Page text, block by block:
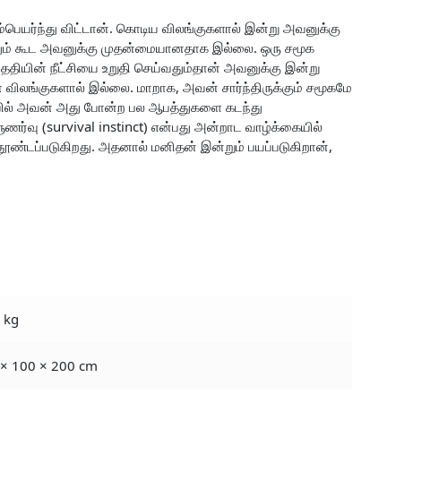
விட்டான். கொடிய விலங்குகளால் இன்று அவனுக்கு
கூட அவனுக்கு முதன்மையானதாக இல்லை. ஒரு சமூக
நீட்சியை உறுதி செய்வதும்தான் அவனுக்கு இன்று
இல்லை. மாறாக, அவன் சார்ந்திருக்கும் சமூகமே
அவன் அது போன்ற பல ஆபத்துகளை கடந்து
(survival instinct) என்பது அன்றாட வாழ்க்கையில்
அதனால் மனிதன் இன்றும் பயப்படுகிறான்,
kg
100 × 200 cm